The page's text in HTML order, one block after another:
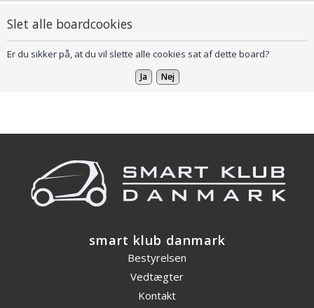
Slet alle boardcookies
Er du sikker på, at du vil slette alle cookies sat af dette board?
smart klub danmark
Bestyrelsen
Vedtægter
Kontakt